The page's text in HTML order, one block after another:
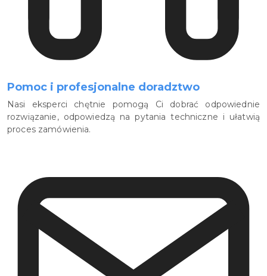
Pomoc i profesjonalne doradztwo
Nasi eksperci chętnie pomogą Ci dobrać odpowiednie
rozwiązanie, odpowiedzą na pytania techniczne i ułatwią
proces zamówienia.